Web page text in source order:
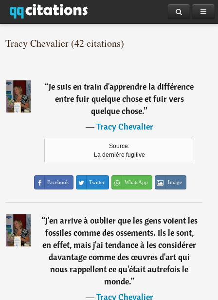
Tracy Chevalier (42 citations)
“Je suis en train d'apprendre la différence
entre fuir quelque chose et fuir vers
quelque chose.”
―Tracy Chevalier
Source:
La dernière fugitive
Facebook Twitter WhatsApp Image
“J'en arrive à oublier que les gens voient les
fossiles comme des ossements. Ils le sont,
en effet, mais j'ai tendance à les considérer
davantage comme des œuvres d'art qui
nous rappellent ce qu'était autrefois le
monde.”
―Tracy Chevalier